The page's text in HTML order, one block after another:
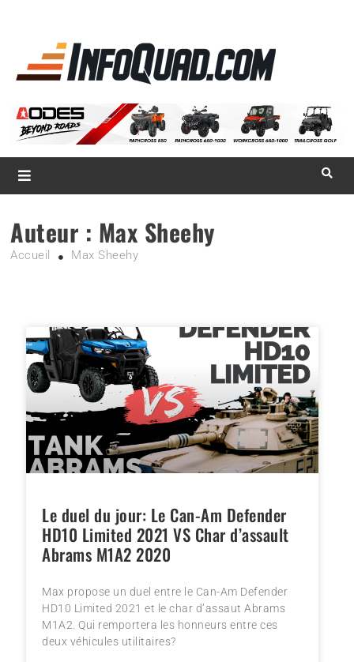
Magazine InfoQuad.com
Auteur : Max Sheehy
Accueil Max Sheehy
Le duel du jour: Le Can-Am Defender
HD10 Limited 2021 VS Char d’assault
Abrams M1A2 2020
Max propose un duel entre le Can-Am Defender
HD10 Limited 2021 et le char d’assaut Abrams
M1A2. Qui remportera les honneurs entre ces
deux véhicules utilitaires?